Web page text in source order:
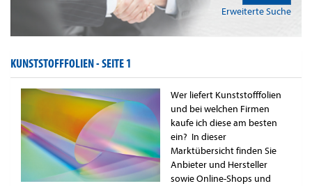
Erweiterte Suche
KUNSTSTOFFFOLIEN -SEITE 1
Wer liefert Kunststofffolien
und bei welchen Firmen
kaufe ich diese am besten
ein? In dieser
Marktübersicht finden Sie
Anbieter und Hersteller
sowie Online-Shops und